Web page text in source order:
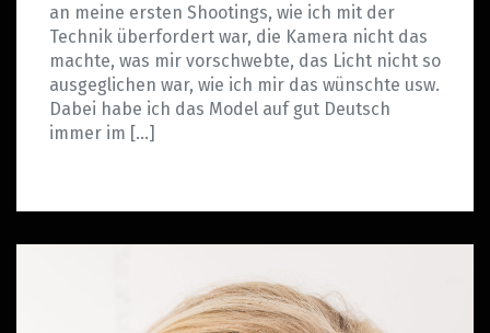
an meine ersten Shootings, wie ich mit der
Technik überfordert war, die Kamera nicht das
machte, was mir vorschwebte, das Licht nicht so
ausgeglichen war, wie ich mir das wünschte usw.
Dabei habe ich das Model auf gut Deutsch
immer im […]